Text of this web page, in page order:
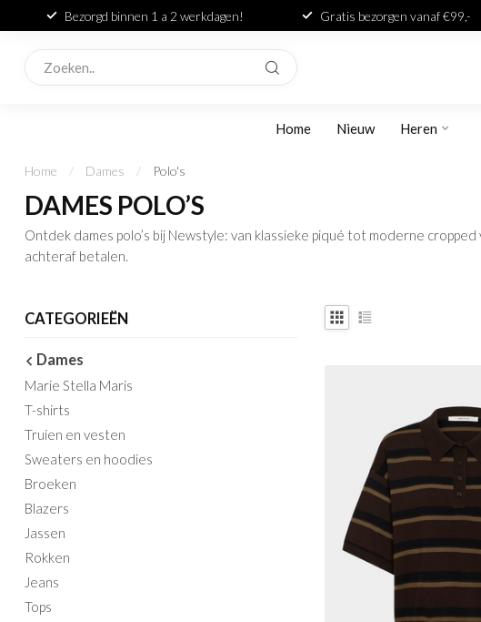
Bezorgd binnen 1 a 2 werkdagen! Gratis bezorgen vanaf €99,-
Home Nieuw Heren
Home / Dames / Polo's
DAMES POLO’S
Ontdek dames polo’s bij Newstyle: van klassieke piqué tot moderne
achteraf betalen.
CATEGORIEËN
Dames
Marie Stella Maris
T-shirts
Truien en vesten
Sweaters en hoodies
Broeken
Blazers
Jassen
Rokken
Jeans
Tops